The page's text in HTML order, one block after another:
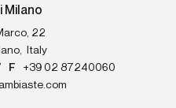
Milano
22
,
Italy
F
+39 02 87240060